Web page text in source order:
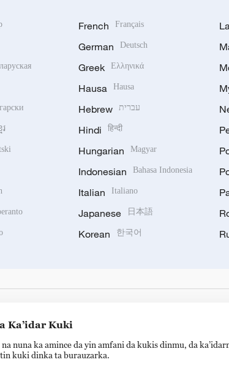
រ
French Français
German Deutsch
Greek Ελληνικά
Hausa Hausa
Hebrew עברית
Hindi हिन्दी
Hungarian Magyar
Indonesian Bahasa Indonesia
Italian Italiano
Japanese 日本語
Korean 한국어
Ka’idar Kuki
nuna ka amince da yin amfani da kukis dinmu, da
kuki dinka ta burauzarka.